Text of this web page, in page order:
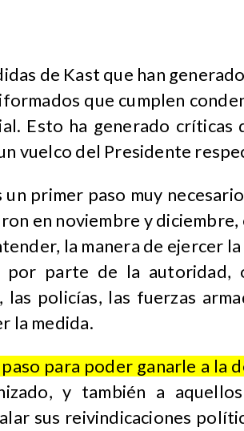
de Kast que han
que cumplen
Esto ha generado críticas
vuelco del Presidente
un primer paso muy
en noviembre y diciembre,
la manera de ejercer
por parte de la autoridad,
las policías, las fuerzas
la medida.
para poder ganarle a la
y también a
sus reivindicaciones